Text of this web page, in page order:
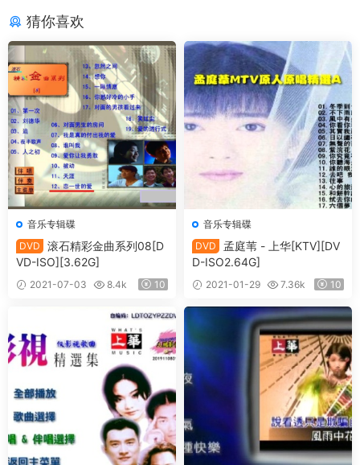
猜你喜欢
音乐专辑碟
DVD
滚石精彩金曲系列08[D
VD-ISO][3.62G]
2021-07-03 8.4k 10
音乐专辑碟
DVD
孟庭苇 - 上华[KTV][DV
D-ISO2.64G]
2021-01-29 7.36k 10